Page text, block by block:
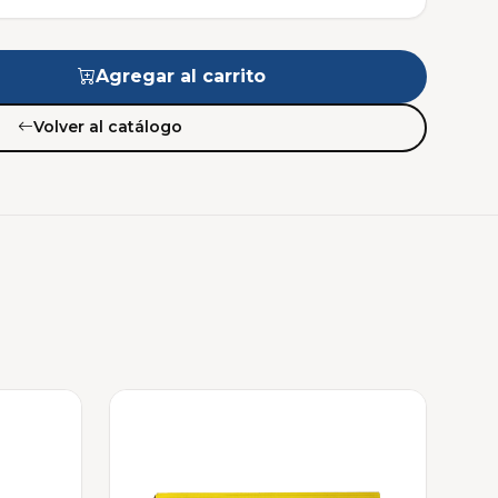
Agregar al carrito
Volver al catálogo